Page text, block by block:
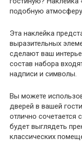
подобную
Эта наклейка
выразительных
сделают ваш
состав набора
надписи и символы.
Вы можете
дверей в вашей
отлично сочетается
будет выглядеть
классических